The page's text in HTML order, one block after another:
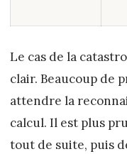
Le cas de la
clair. Beaucoup de
attendre la
calcul. Il est plus
tout de suite, puis